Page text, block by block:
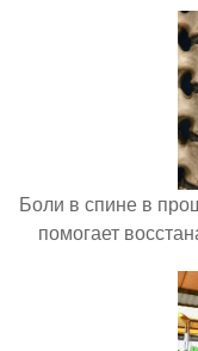
Боли в спине в
помогает